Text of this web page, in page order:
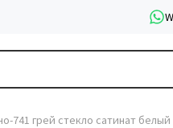
741 грей стекло сатинат белый